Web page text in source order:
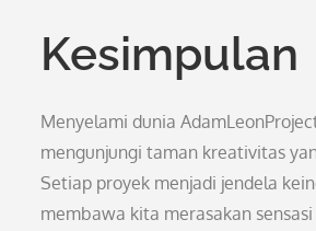
Kesimpulan
Menyelami dunia
mengunjungi taman kreativitas
Setiap proyek menjadi jendela
membawa kita merasakan